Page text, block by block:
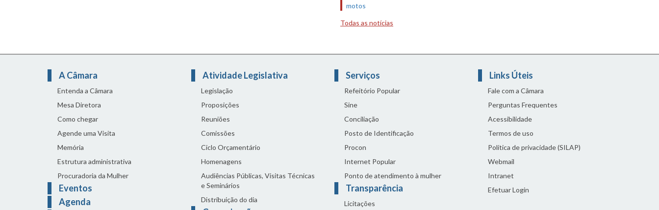
motos
Todas as notícias
A Câmara
Entenda a Câmara
Mesa Diretora
Como chegar
Agende uma Visita
Memória
Estrutura administrativa
Procuradoria da Mulher
Eventos
Agenda
Atividade Legislativa
Legislação
Proposições
Reuniões
Comissões
Ciclo Orçamentário
Homenagens
Audiências Públicas, Visitas Técnicas
e Seminários
Distribuição do dia
Serviços
Refeitório Popular
Sine
Conciliação
Posto de Identificação
Procon
Internet Popular
Ponto de atendimento à mulher
Transparência
Licitações
Links Úteis
Fale com a Câmara
Perguntas Frequentes
Acessibilidade
Termos de uso
Política de privacidade (SILAP)
Webmail
Intranet
Efetuar Login